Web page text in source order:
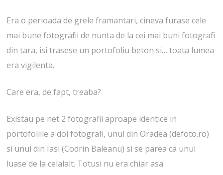
Era o perioada de grele framantari, cineva furase cele
mai bune fotografii de nunta de la cei mai buni fotografi
din tara, isi trasese un portofoliu beton si… toata lumea
era vigilenta.
Care era, de fapt, treaba?
Existau pe net 2 fotografii aproape identice in
portofoliile a doi fotografi, unul din Oradea (defoto.ro)
si unul din Iasi (Codrin Baleanu) si se parea ca unul
luase de la celalalt. Totusi nu era chiar asa.